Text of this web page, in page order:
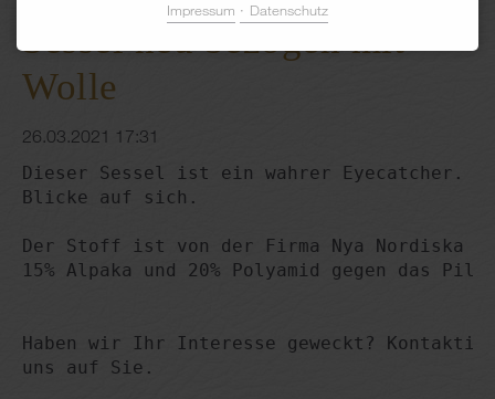
Sessel neu bezogen mit
Wolle
26.03.2021 17:31
Dieser Sessel ist ein wahrer
Blicke auf sich.
Der Stoff ist von der Firma Nya Nordiska
15% Alpaka und 20% Polyamid gegen das
Haben wir Ihr Interesse geweckt?
uns auf Sie.
Impressum Datenschutz